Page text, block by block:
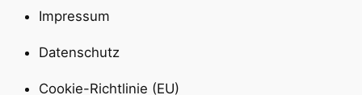
Impressum
Datenschutz
Cookie-Richtlinie (EU)